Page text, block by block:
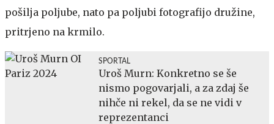
pošilja poljube, nato pa poljubi fotografijo družine,
pritrjeno na krmilo.
SPORTAL
Uroš Murn: Konkretno se še
nismo pogovarjali, a za zdaj še
nihče ni rekel, da se ne vidi v
reprezentanci